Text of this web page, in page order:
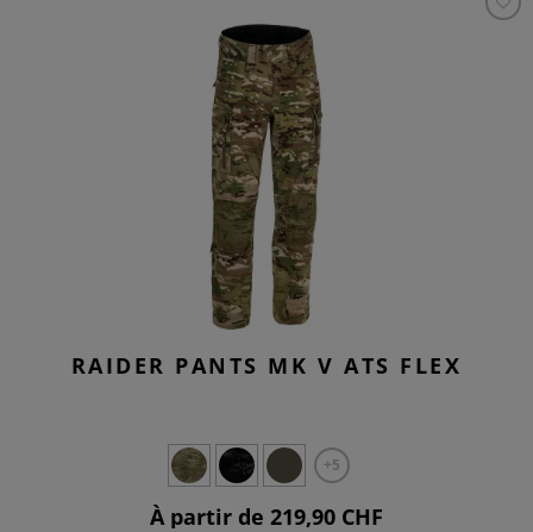
RAIDER PANTS MK V ATS FLEX
+5
À partir de 219,90 CHF